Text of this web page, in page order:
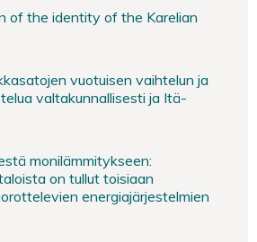
of the identity of the Karelian
vuotuisen vaihtelun ja
valtakunnallisesti ja Itä-
monilämmitykseen:
on tullut toisiaan
energiajärjestelmien